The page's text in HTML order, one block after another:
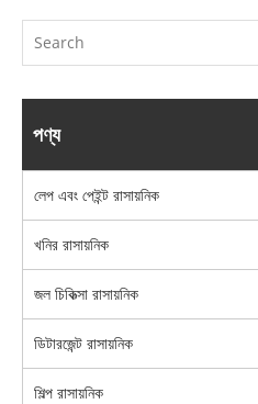
পণ্য
লেপ এবং পেইন্ট রাসায়নিক
খনির রাসায়নিক
জল চিকিত্সা রাসায়নিক
ডিটারজেন্ট রাসায়নিক
শিল্প রাসায়নিক